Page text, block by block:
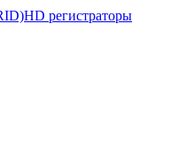
HD регистраторы